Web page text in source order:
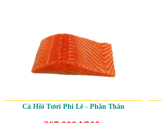
Cá Hồi Tươi Phi Lê - Phần Thân